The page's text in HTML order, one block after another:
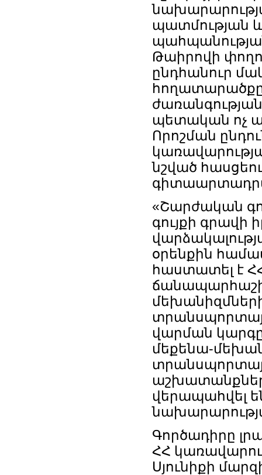
պատմության և
Թաիրովի
ընդհանուր
պետական ոչ
Որոշման
նշված
«Շարժական
գույքի գրավի
օրենքին
հաստատել է
վարման
մեքենա-
վերապահվել
Գործադիրը
ՀՀ
Սյունիքի